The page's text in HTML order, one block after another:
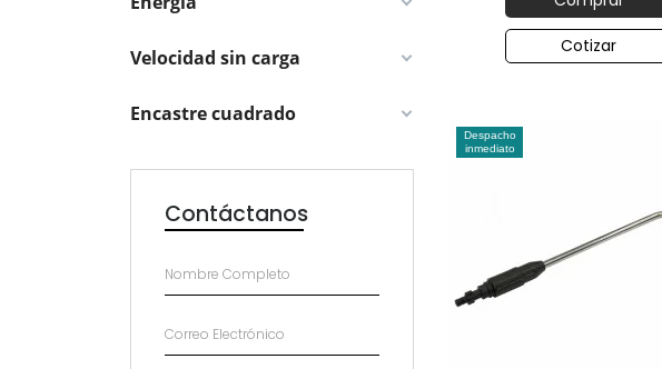
Velocidad sin carga
Encastre cuadrado
Contáctanos
Cotizar
Despacho
inmediato